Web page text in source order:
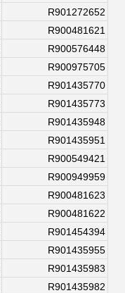
R901272652
R900481621
R900576448
R900975705
R901435770
R901435773
R901435948
R901435951
R900549421
R900949959
R900481623
R900481622
R901454394
R901435955
R901435983
R901435982